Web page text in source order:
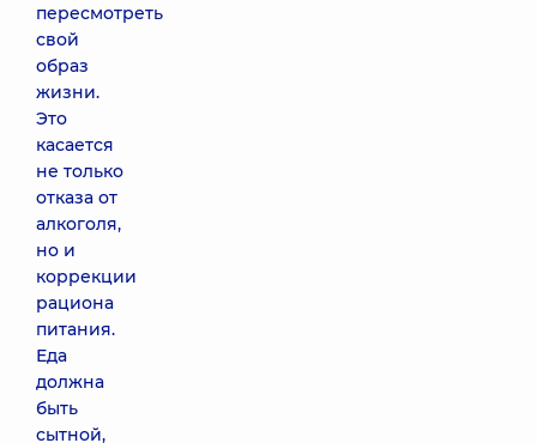
пересмотреть
свой
образ
жизни.
Это
касается
не только
отказа от
алкоголя,
но и
коррекции
рациона
питания.
Еда
должна
быть
сытной,